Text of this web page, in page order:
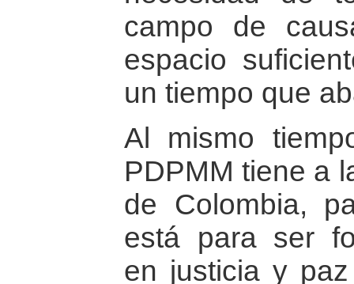
campo de
espacio
un tiempo que
Al mismo
PDPMM tiene a
de Colombia,
está para ser
en justicia y